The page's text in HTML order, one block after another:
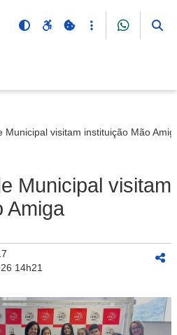
Municipal visitam instituição Mão
Municipal visitam
Amiga
14h21